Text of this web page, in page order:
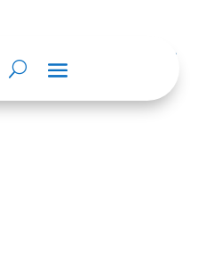
CLASIFICADA Y